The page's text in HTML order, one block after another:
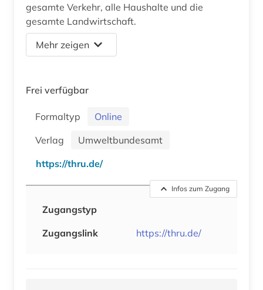
gesamte Verkehr, alle Haushalte und die
gesamte Landwirtschaft.
Mehr zeigen
Frei verfügbar
Formaltyp
Online
Verlag
Umweltbundesamt
https://thru.de/
Infos zum Zugang
Zugangstyp
Zugangslink
https://thru.de/